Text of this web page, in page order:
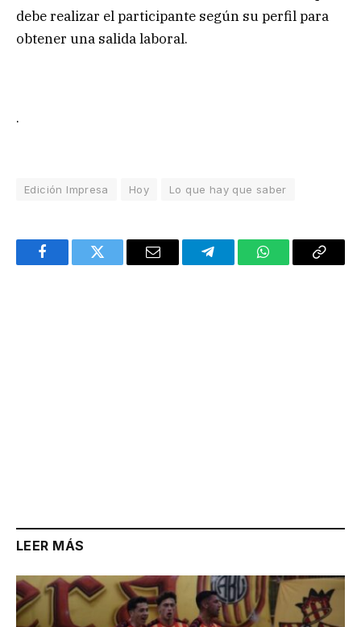
debe realizar el participante según su perfil para
obtener una salida laboral.
.
Edición Impresa Hoy Lo que hay que saber
FacebookTwitter Email TelegramWhatsAppCopy
LEER MÁS